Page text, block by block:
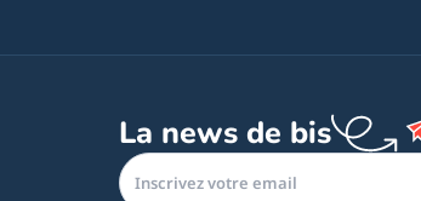
La news de bis